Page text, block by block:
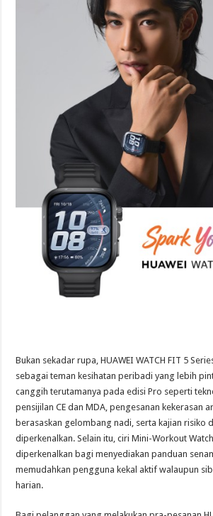
Bukan sekadar rupa, HUAWEI WATCH FIT 5
sebagai teman kesihatan peribadi yang lebih
canggih terutamanya pada edisi Pro seperti
pensijilan CE dan MDA, pengesanan kekerasan
berasaskan gelombang nadi, serta kajian risiko
diperkenalkan. Selain itu, ciri Mini-Workout
diperkenalkan bagi menyediakan panduan
memudahkan pengguna kekal aktif walaupun
harian.